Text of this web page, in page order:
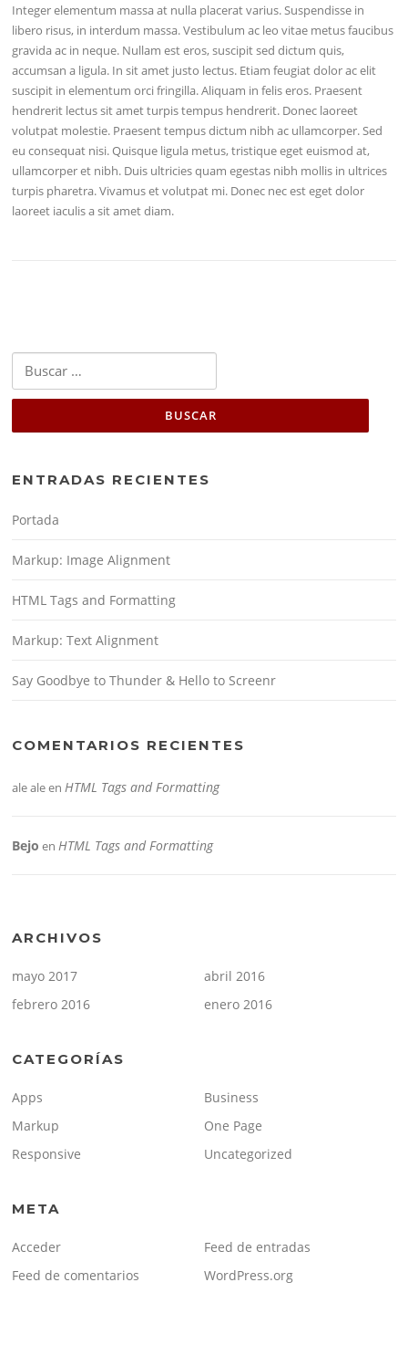
Integer elementum massa at nulla placerat varius. Suspendisse in
libero risus, in interdum massa. Vestibulum ac leo vitae metus faucibus
gravida ac in neque. Nullam est eros, suscipit sed dictum quis,
accumsan a ligula. In sit amet justo lectus. Etiam feugiat dolor ac elit
suscipit in elementum orci fringilla. Aliquam in felis eros. Praesent
hendrerit lectus sit amet turpis tempus hendrerit. Donec laoreet
volutpat molestie. Praesent tempus dictum nibh ac ullamcorper. Sed
eu consequat nisi. Quisque ligula metus, tristique eget euismod at,
ullamcorper et nibh. Duis ultricies quam egestas nibh mollis in ultrices
turpis pharetra. Vivamus et volutpat mi. Donec nec est eget dolor
laoreet iaculis a sit amet diam.
ENTRADAS RECIENTES
Portada
Markup: Image Alignment
HTML Tags and Formatting
Markup: Text Alignment
Say Goodbye to Thunder & Hello to Screenr
COMENTARIOS RECIENTES
ale aleenHTML Tags and Formatting
Bejo enHTML Tags and Formatting
ARCHIVOS
mayo 2017
abril 2016
febrero 2016
enero 2016
CATEGORÍAS
Apps
Business
Markup
One Page
Responsive
Uncategorized
META
Acceder
Feed de entradas
Feed de comentarios
WordPress.org